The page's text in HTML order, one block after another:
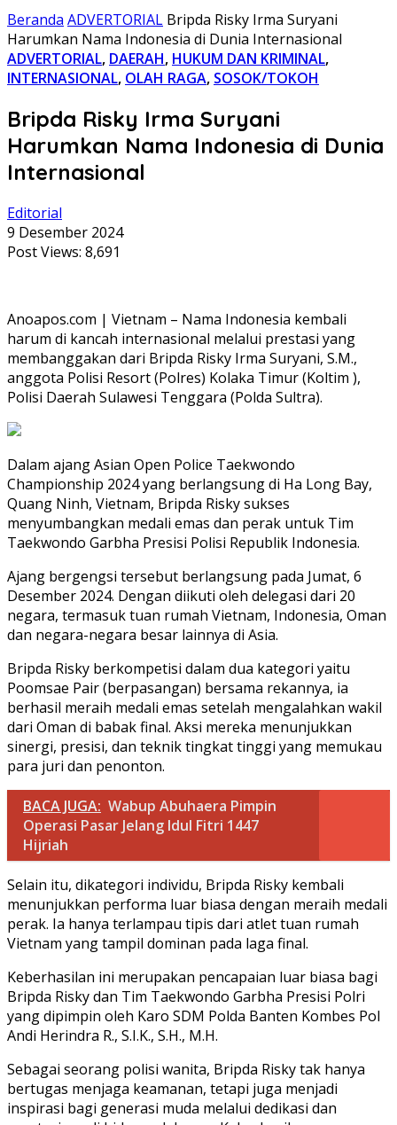
Beranda ADVERTORIAL Bripda Risky Irma Suryani
Harumkan Nama Indonesia di Dunia Internasional
ADVERTORIAL, DAERAH, HUKUM DAN KRIMINAL,
INTERNASIONAL, OLAH RAGA, SOSOK/TOKOH
Bripda Risky Irma Suryani
Harumkan Nama Indonesia di Dunia
Internasional
Editorial
9 Desember 2024
Post Views: 8,691
Anoapos.com | Vietnam – Nama Indonesia kembali
harum di kancah internasional melalui prestasi yang
membanggakan dari Bripda Risky Irma Suryani, S.M.,
anggota Polisi Resort (Polres) Kolaka Timur (Koltim ),
Polisi Daerah Sulawesi Tenggara (Polda Sultra).
Dalam ajang Asian Open Police Taekwondo
Championship 2024 yang berlangsung di Ha Long Bay,
Quang Ninh, Vietnam, Bripda Risky sukses
menyumbangkan medali emas dan perak untuk Tim
Taekwondo Garbha Presisi Polisi Republik Indonesia.
Ajang bergengsi tersebut berlangsung pada Jumat, 6
Desember 2024. Dengan diikuti oleh delegasi dari 20
negara, termasuk tuan rumah Vietnam, Indonesia, Oman
dan negara-negara besar lainnya di Asia.
Bripda Risky berkompetisi dalam dua kategori yaitu
Poomsae Pair (berpasangan) bersama rekannya, ia
berhasil meraih medali emas setelah mengalahkan wakil
dari Oman di babak final. Aksi mereka menunjukkan
sinergi, presisi, dan teknik tingkat tinggi yang memukau
para juri dan penonton.
BACA JUGA: Wabup Abuhaera Pimpin
Operasi Pasar Jelang Idul Fitri 1447
Hijriah
Selain itu, dikategori individu, Bripda Risky kembali
menunjukkan performa luar biasa dengan meraih medali
perak. Ia hanya terlampau tipis dari atlet tuan rumah
Vietnam yang tampil dominan pada laga final.
Keberhasilan ini merupakan pencapaian luar biasa bagi
Bripda Risky dan Tim Taekwondo Garbha Presisi Polri
yang dipimpin oleh Karo SDM Polda Banten Kombes Pol
Andi Herindra R., S.I.K., S.H., M.H.
Sebagai seorang polisi wanita, Bripda Risky tak hanya
bertugas menjaga keamanan, tetapi juga menjadi
inspirasi bagi generasi muda melalui dedikasi dan